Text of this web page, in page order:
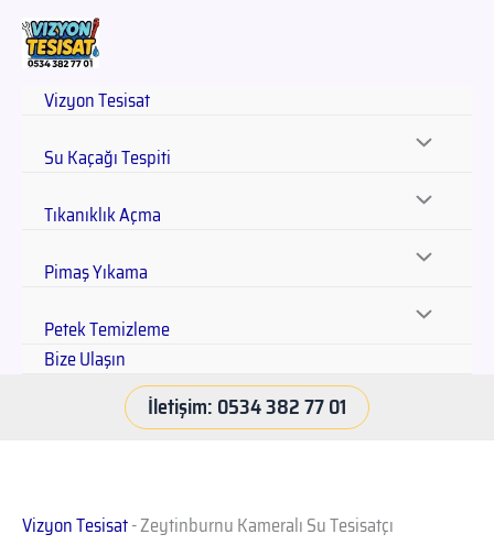
Vizyon Tesisat
Su Kaçağı Tespiti
Tıkanıklık Açma
Pimaş Yıkama
Petek Temizleme
Bize Ulaşın
İletişim: 0534 382 77 01
Vizyon Tesisat-Zeytinburnu Kameralı Su Tesisatçı